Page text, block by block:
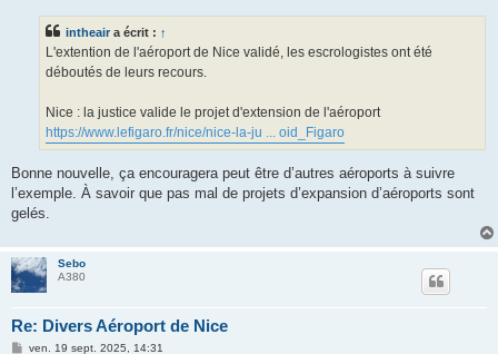
intheair a écrit : ↑
L'extention de l'aéroport de Nice validé, les escrologistes ont été
déboutés de leurs recours.
Nice : la justice valide le projet d'extension de l'aéroport
https://www.lefigaro.fr/nice/nice-la-ju ... oid_Figaro
Bonne nouvelle, ça encouragera peut être d’autres aéroports à suivre
l’exemple. À savoir que pas mal de projets d’expansion d’aéroports sont
gelés.
Sebo
A380
Re: Divers Aéroport de Nice
Mven. 19 sept. 2025, 14:31